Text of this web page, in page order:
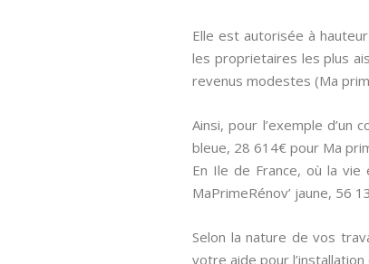
Elle est autorisée à
les proprietaires les plus
revenus modestes (Ma
Ainsi, pour l’exemple
bleue, 28 614€ pour Ma
En Ile de France, où la
MaPrimeRénov’ jaune, 56
Selon la nature de vos
votre aide pour